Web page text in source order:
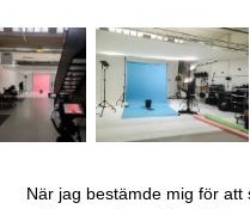
När jag bestämde mig för att